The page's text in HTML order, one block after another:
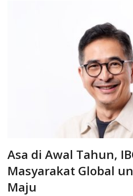
Asa di Awal Tahun,
Masyarakat Global
Maju